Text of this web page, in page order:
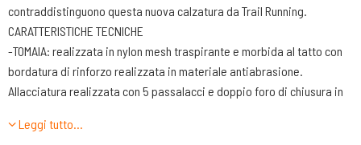
contraddistinguono questa nuova calzatura da Trail Running.
CARATTERISTICHE TECNICHE
-TOMAIA: realizzata in nylon mesh traspirante e morbida al tatto con
bordatura di rinforzo realizzata in materiale antiabrasione.
Allacciatura realizzata con 5 passalacci e doppio foro di chiusura in
precisione nel passo
Leggi tutto…